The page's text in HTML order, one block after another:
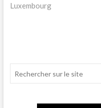
Luxembourg